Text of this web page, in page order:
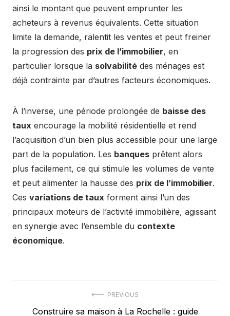
ainsi le montant que peuvent emprunter les
acheteurs à revenus équivalents. Cette situation
limite la demande, ralentit les ventes et peut freiner
la progression des prix de l’immobilier, en
particulier lorsque la solvabilité des ménages est
déjà contrainte par d’autres facteurs économiques.
À l’inverse, une période prolongée de baisse des
taux encourage la mobilité résidentielle et rend
l’acquisition d’un bien plus accessible pour une large
part de la population. Les banques prêtent alors
plus facilement, ce qui stimule les volumes de vente
et peut alimenter la hausse des prix de l’immobilier.
Ces variations de taux forment ainsi l’un des
principaux moteurs de l’activité immobilière, agissant
en synergie avec l’ensemble du contexte
économique.
PREVIOUS
Previous
Construire sa maison à La Rochelle : guide